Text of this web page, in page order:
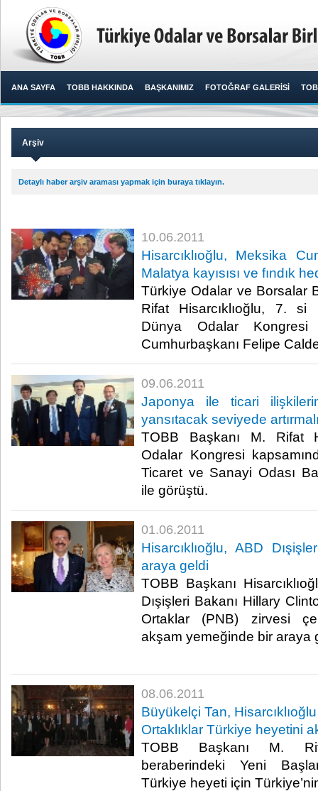
ANA SAYFA TOBB HAKKINDA BAŞKANIMIZ FOTOĞRAF GALERİSİ
Arşiv
Detaylı haber arşiv araması yapmak için buraya tıklayın.
10.06.2011
Hisarcıklıoğlu, Meksika
Malatya kayısısı ve fındık
Türkiye Odalar ve Borsalar
Rifat Hisarcıklıoğlu, 7. si
Dünya Odalar Kongresi
Cumhurbaşkanı Felipe
09.06.2011
Japonya ile ticari
yansıtacak seviyede
TOBB Başkanı M. Rifat
Odalar Kongresi
Ticaret ve Sanayi Odası
ile görüştü.​ ​
01.06.2011
Hisarcıklıoğlu, ABD
araya geldi
TOBB Başkanı
Dışişleri Bakanı Hillary
Ortaklar (PNB) zirvesi
akşam yemeğinde bir araya
08.06.2011
Büyükelçi Tan,
Ortaklıklar Türkiye heyetini
TOBB Başkanı M.
beraberindeki Yeni
Türkiye heyeti için